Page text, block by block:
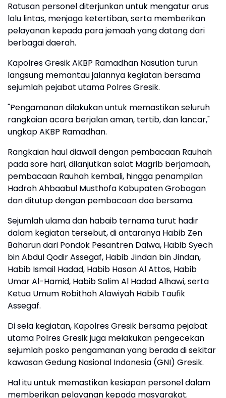
Ratusan personel diterjunkan untuk mengatur arus
lalu lintas, menjaga ketertiban, serta memberikan
pelayanan kepada para jemaah yang datang dari
berbagai daerah.
Kapolres Gresik AKBP Ramadhan Nasution turun
langsung memantau jalannya kegiatan bersama
sejumlah pejabat utama Polres Gresik.
"Pengamanan dilakukan untuk memastikan seluruh
rangkaian acara berjalan aman, tertib, dan lancar,"
ungkap AKBP Ramadhan.
Rangkaian haul diawali dengan pembacaan Rauhah
pada sore hari, dilanjutkan salat Magrib berjamaah,
pembacaan Rauhah kembali, hingga penampilan
Hadroh Ahbaabul Musthofa Kabupaten Grobogan
dan ditutup dengan pembacaan doa bersama.
Sejumlah ulama dan habaib ternama turut hadir
dalam kegiatan tersebut, di antaranya Habib Zen
Baharun dari Pondok Pesantren Dalwa, Habib Syech
bin Abdul Qodir Assegaf, Habib Jindan bin Jindan,
Habib Ismail Hadad, Habib Hasan Al Attos, Habib
Umar Al-Hamid, Habib Salim Al Hadad Alhawi, serta
Ketua Umum Robithoh Alawiyah Habib Taufik
Assegaf.
Di sela kegiatan, Kapolres Gresik bersama pejabat
utama Polres Gresik juga melakukan pengecekan
sejumlah posko pengamanan yang berada di sekitar
kawasan Gedung Nasional Indonesia (GNI) Gresik.
Hal itu untuk memastikan kesiapan personel dalam
memberikan pelayanan kepada masyarakat.